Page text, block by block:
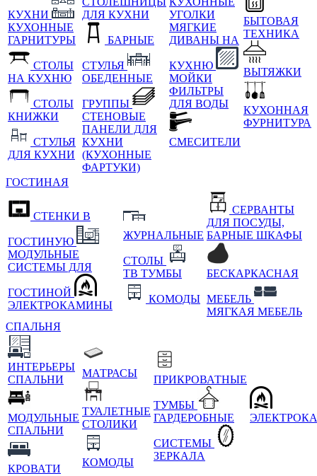
КУХНИ
КУХОННЫЕ
ГАРНИТУРЫ
СТОЛЫ
НА КУХНЮ
СТОЛЫ
КНИЖКИ
СТУЛЬЯ
ДЛЯ КУХНИ
ДЛЯ КУХНИ
БАРНЫЕ
СТУЛЬЯ
ОБЕДЕННЫЕ
ГРУППЫ
СТЕНОВЫЕ
ПАНЕЛИ ДЛЯ
КУХНИ
(КУХОННЫЕ
ФАРТУКИ)
УГОЛКИ
МЯГКИЕ
ДИВАНЫ НА
КУХНЮ
МОЙКИ
ФИЛЬТРЫ
ДЛЯ ВОДЫ
СМЕСИТЕЛИ
БЫТОВАЯ
ТЕХНИКА
ВЫТЯЖКИ
КУХОННАЯ
ФУРНИТУРА
ГОСТИНАЯ
СТЕНКИ В
ГОСТИНУЮ
МОДУЛЬНЫЕ
СИСТЕМЫ ДЛЯ
ГОСТИНОЙ
ЭЛЕКТРОКАМИНЫ
ЖУРНАЛЬНЫЕ
СТОЛЫ
ТВ ТУМБЫ
КОМОДЫ
СЕРВАНТЫ
ДЛЯ ПОСУДЫ,
БАРНЫЕ ШКАФЫ
БЕСКАРКАСНАЯ
МЕБЕЛЬ
МЯГКАЯ МЕБЕЛЬ
СПАЛЬНЯ
ИНТЕРЬЕРЫ
СПАЛЬНИ
МОДУЛЬНЫЕ
СПАЛЬНИ
КРОВАТИ
МАТРАСЫ
ТУАЛЕТНЫЕ
СТОЛИКИ
КОМОДЫ
ПРИКРОВАТНЫЕ
ТУМБЫ
ГАРДЕРОБНЫЕ
СИСТЕМЫ
ЗЕРКАЛА